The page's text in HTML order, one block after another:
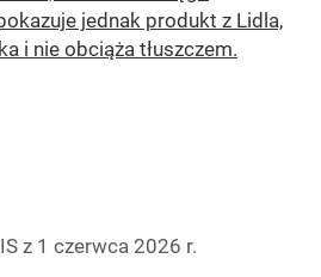
jednak produkt z Lidla,
i nie obciąża tłuszczem.
z 1 czerwca 2026 r.